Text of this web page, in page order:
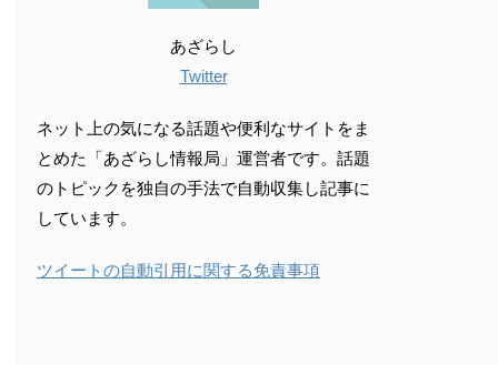
あざらし
Twitter
ネット上の気になる話題や便利なサイトをま
とめた「あざらし情報局」運営者です。話題
のトピックを独自の手法で自動収集し記事に
しています。
ツイートの自動引用に関する免責事項